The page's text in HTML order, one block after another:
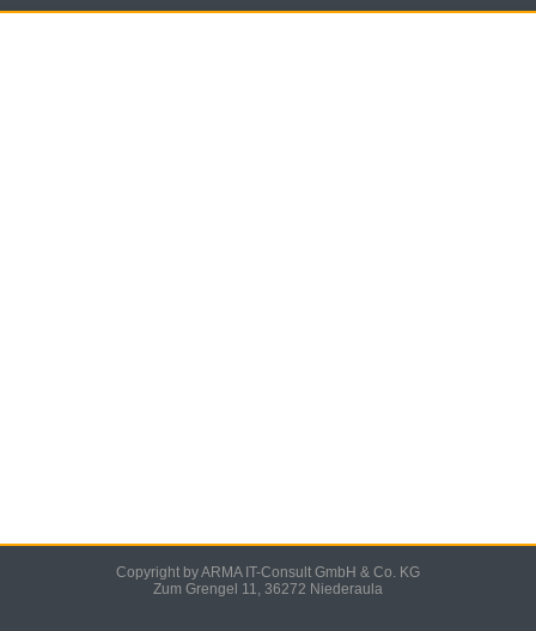
Copyright by ARMA IT-Consult GmbH & Co. KG
Zum Grengel 11, 36272 Niederaula